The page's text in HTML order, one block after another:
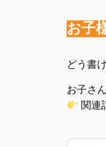
お子
どう書
お子さ
関